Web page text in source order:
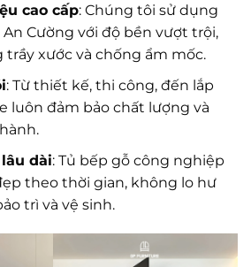
cao cấp: Chúng tôi sử dụng
Cường với độ bền vượt trội,
trầy xước và chống ẩm mốc.
: Từ thiết kế, thi công, đến lắp
luôn đảm bảo chất lượng và
dài: Tủ bếp gỗ công nghiệp
theo thời gian, không lo hư
trì và vệ sinh.